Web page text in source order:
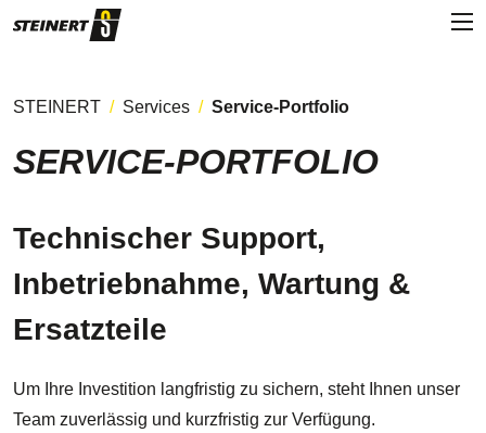
STEINERT Services Service-Portfolio
SERVICE-PORTFOLIO
Technischer Support,
Inbetriebnahme, Wartung &
Ersatzteile
Um Ihre Investition langfristig zu sichern, steht Ihnen unser
Team zuverlässig und kurzfristig zur Verfügung.